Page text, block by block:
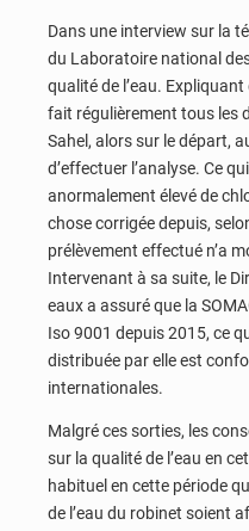
Dans une interview sur la
du Laboratoire national
qualité de l’eau.
fait régulièrement tous les
Sahel, alors sur le départ,
d’effectuer l’analyse. Ce
anormalement élevé de
chose corrigée depuis,
prélèvement effectué n’a
Intervenant à sa suite, le
eaux a assuré que la
Iso 9001 depuis 2015, ce
distribuée par elle est
internationales.
Malgré ces sorties, les
sur la qualité de l’eau en
habituel en cette période
de l’eau du robinet soient